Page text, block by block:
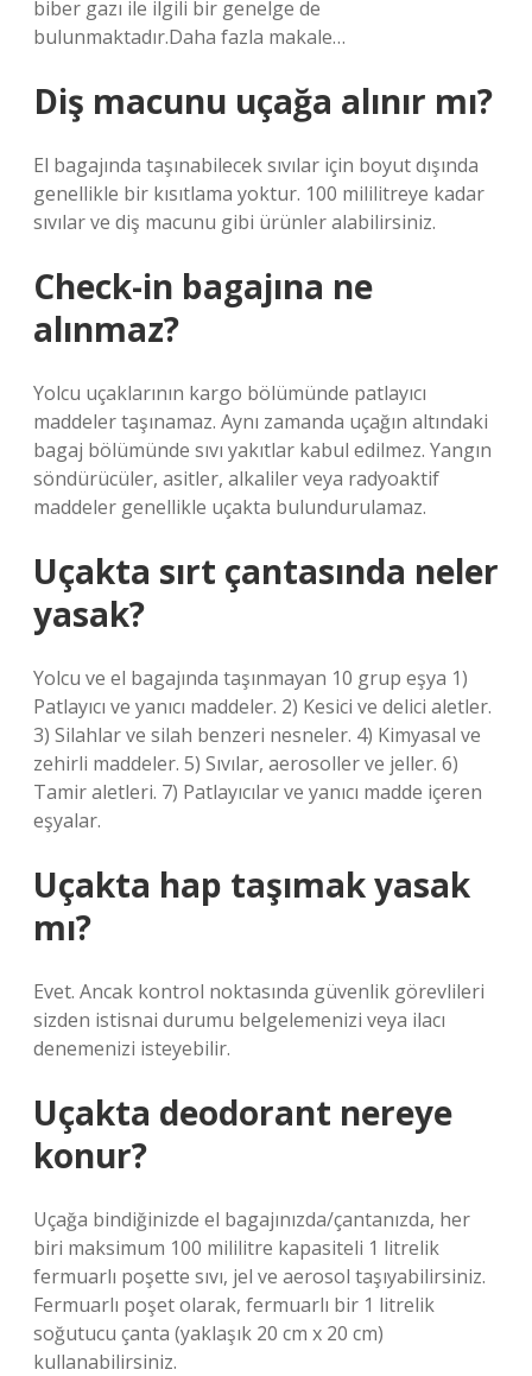
biber gazı ile ilgili bir genelge de
bulunmaktadır.Daha fazla makale…
Diş macunu uçağa alınır mı?
El bagajında ​​taşınabilecek sıvılar için boyut dışında
genellikle bir kısıtlama yoktur. 100 mililitreye kadar
sıvılar ve diş macunu gibi ürünler alabilirsiniz.
Check-in bagajına ne
alınmaz?
Yolcu uçaklarının kargo bölümünde patlayıcı
maddeler taşınamaz. Aynı zamanda uçağın altındaki
bagaj bölümünde sıvı yakıtlar kabul edilmez. Yangın
söndürücüler, asitler, alkaliler veya radyoaktif
maddeler genellikle uçakta bulundurulamaz.
Uçakta sırt çantasında neler
yasak?
Yolcu ve el bagajında ​​taşınmayan 10 grup eşya 1)
Patlayıcı ve yanıcı maddeler. 2) Kesici ve delici aletler.
3) Silahlar ve silah benzeri nesneler. 4) Kimyasal ve
zehirli maddeler. 5) Sıvılar, aerosoller ve jeller. 6)
Tamir aletleri. 7) Patlayıcılar ve yanıcı madde içeren
eşyalar.
Uçakta hap taşımak yasak
mı?
Evet. Ancak kontrol noktasında güvenlik görevlileri
sizden istisnai durumu belgelemenizi veya ilacı
denemenizi isteyebilir.
Uçakta deodorant nereye
konur?
Uçağa bindiğinizde el bagajınızda/çantanızda, her
biri maksimum 100 mililitre kapasiteli 1 litrelik
fermuarlı poşette sıvı, jel ve aerosol taşıyabilirsiniz.
Fermuarlı poşet olarak, fermuarlı bir 1 litrelik
soğutucu çanta (yaklaşık 20 cm x 20 cm)
kullanabilirsiniz.